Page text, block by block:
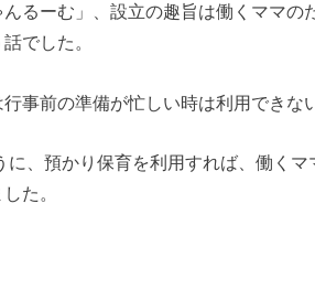
るーむ」、設立の趣旨は働くママの
でした。
行事前の準備が忙しい時は利用できな
に、預かり保育を利用すれば、働く
た。